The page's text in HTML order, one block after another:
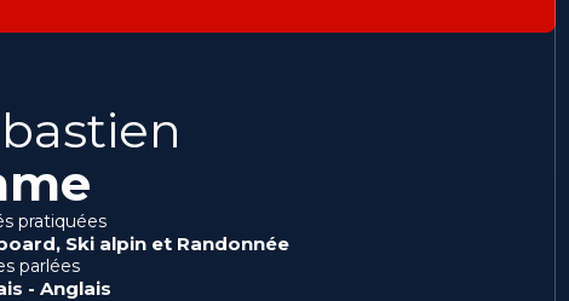
pratiquées
, Ski alpin et Randonnée
parlées
- Anglais